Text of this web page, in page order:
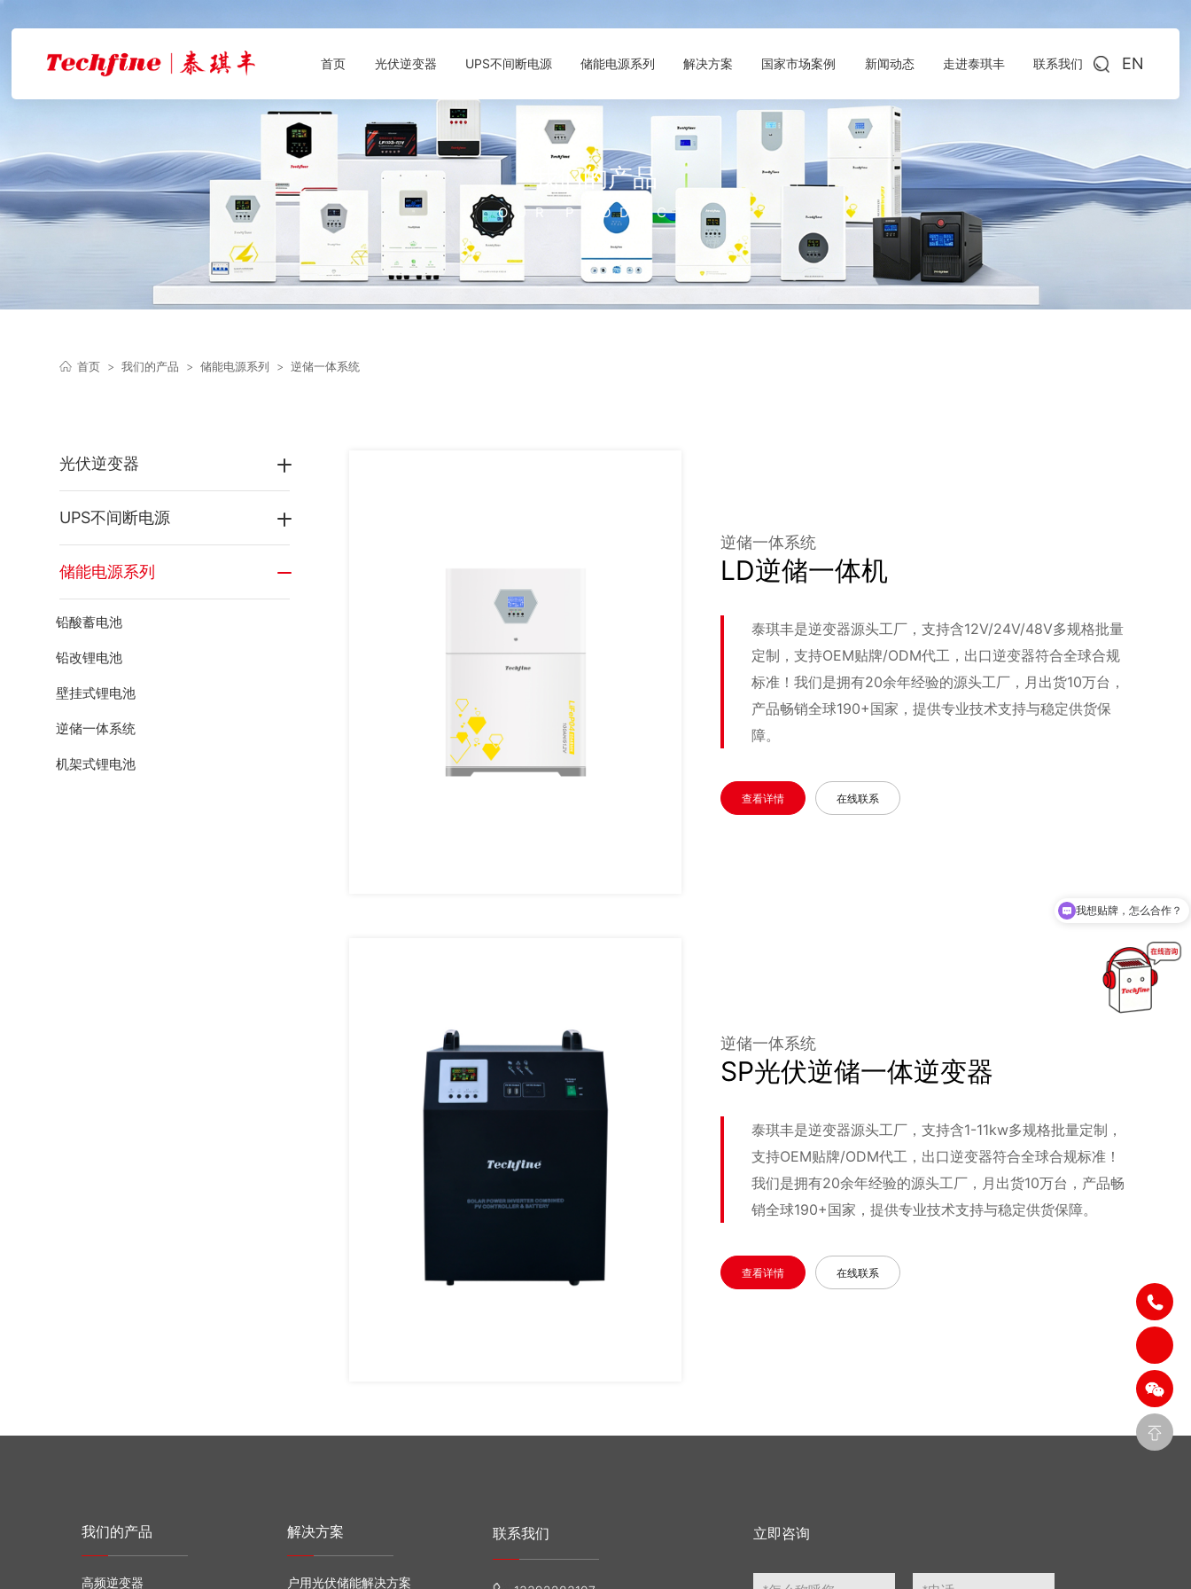
首页 光伏逆变器 UPS不间断电源 储能电源系列 解决方案 国家市场案例 新闻动态 走进泰琪丰 联系我们 EN
我们的产品
OUR PRODUCT
首页 >我们的产品 >储能电源系列 >逆储一体系统
光伏逆变器
UPS不间断电源
储能电源系列
铅酸蓄电池
铅改锂电池
壁挂式锂电池
逆储一体系统
机架式锂电池
逆储一体系统
LD逆储一体机
泰琪丰是逆变器源头工厂，支持含12V/24V/48V多规格批量
定制，支持OEM贴牌/ODM代工，出口逆变器符合全球合规
标准！我们是拥有20余年经验的源头工厂，月出货10万台，
产品畅销全球190+国家，提供专业技术支持与稳定供货保
障。
查看详情 在线联系
逆储一体系统
SP光伏逆储一体逆变器
泰琪丰是逆变器源头工厂，支持含1-11kw多规格批量定制，
支持OEM贴牌/ODM代工，出口逆变器符合全球合规标准！
我们是拥有20余年经验的源头工厂，月出货10万台，产品畅
销全球190+国家，提供专业技术支持与稳定供货保障。
查看详情 在线联系
我们的产品
高频逆变器
解决方案
户用光伏储能解决方案
联系我们 立即咨询
我想贴牌，怎么合作？